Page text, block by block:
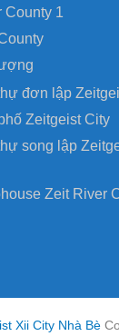
County 1
đơn lập
Zeitgeist City
song lập
Zeit River
Xii City Nhà Bè